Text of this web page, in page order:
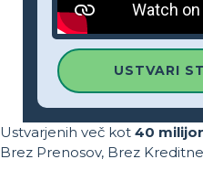
USTVARI
Ustvarjenih več kot 40
Brez Prenosov, Brez